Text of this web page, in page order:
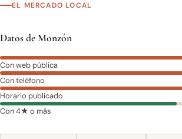
EL MERCADO LOCAL
Datos de Monzón
Con web pública
Con teléfono
Horario publicado
Con 4★ o más